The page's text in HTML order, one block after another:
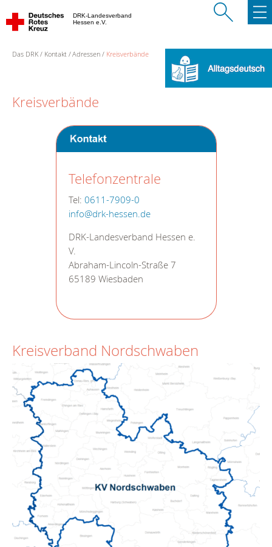
DRK-Landesverband
Hessen e.V.
Das DRK Kontakt Adressen Kreisverbände
Kreisverbände
Telefonzentrale
Tel: 0611-7909-0
info@drk-hessen.de
DRK-Landesverband Hessen e.
V.
Abraham-Lincoln-Straße 7
65189 Wiesbaden
Kreisverband Nordschwaben